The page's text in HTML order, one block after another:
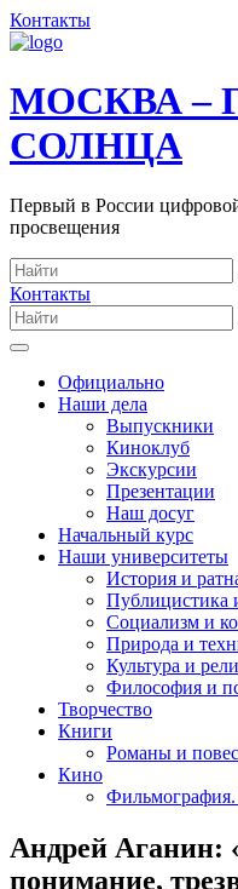
Контакты
МОСКВА –
СОЛНЦА
Первый в России
просвещения
Контакты
Официально
Наши дела
Выпускники
Киноклуб
Экскурсии
Презентации
Наш досуг
Начальный курс
Наши университеты
История и
Публицистика
Социализм и
Природа и
Культура и
Философия и
Творчество
Книги
Романы и
Кино
Фильмография.
Андрей Аганин:
понимание,